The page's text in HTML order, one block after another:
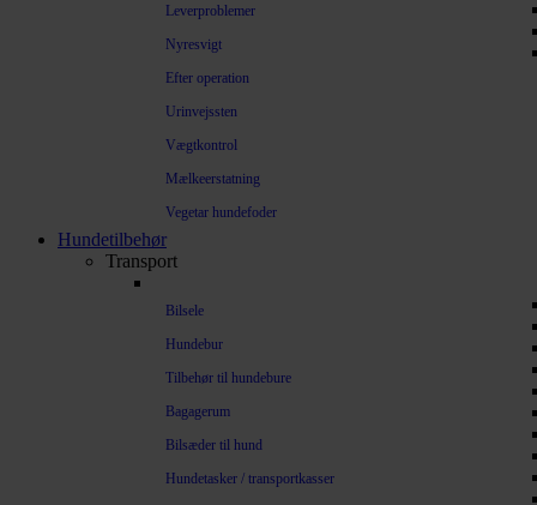
Leverproblemer
Nyresvigt
Efter operation
Urinvejssten
Vægtkontrol
Mælkeerstatning
Vegetar hundefoder
Hundetilbehør
Transport
Bilsele
Hundebur
Tilbehør til hundebure
Bagagerum
Bilsæder til hund
Hundetasker / transportkasser